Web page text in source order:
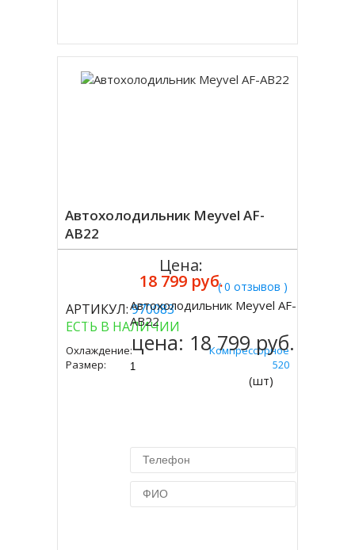
Автохолодильник Meyvel AF-
AB22
( 0 отзывов )
АРТИКУЛ:970083
ЕСТЬ В НАЛИЧИИ
Охлаждение:
Компрессорное
Размер:
310 Х 575 Х 520
Цена:
18 799 руб.
Купить
Автохолодильник Meyvel AF-
AB22
цена: 18 799 руб.
(шт)